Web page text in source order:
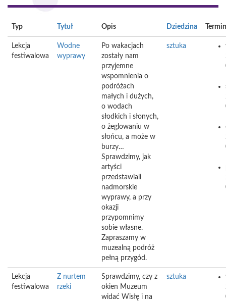
Typ Tytuł Opis Dziedzina Termin
Lekcja
festiwalowa
Wodne
wyprawy
Po wakacjach
zostały nam
przyjemne
wspomnienia o
podróżach
małych i dużych,
o wodach
słodkich i słonych,
o żeglowaniu w
słońcu, a może w
burzy…
Sprawdzimy, jak
artyści
przedstawiali
nadmorskie
wyprawy, a przy
okazji
przypomnimy
sobie własne.
Zapraszamy w
muzealną podróż
pełną przygód.
sztuka
Lekcja
festiwalowa
Z nurtem
rzeki
Sprawdzimy, czy z
okien Muzeum
widać Wisłę i na
sztuka